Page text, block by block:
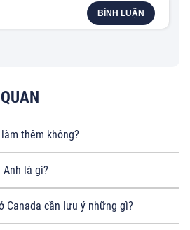
BÌNH LUẬN
thêm không?
là gì?
Canada cần lưu ý những gì?